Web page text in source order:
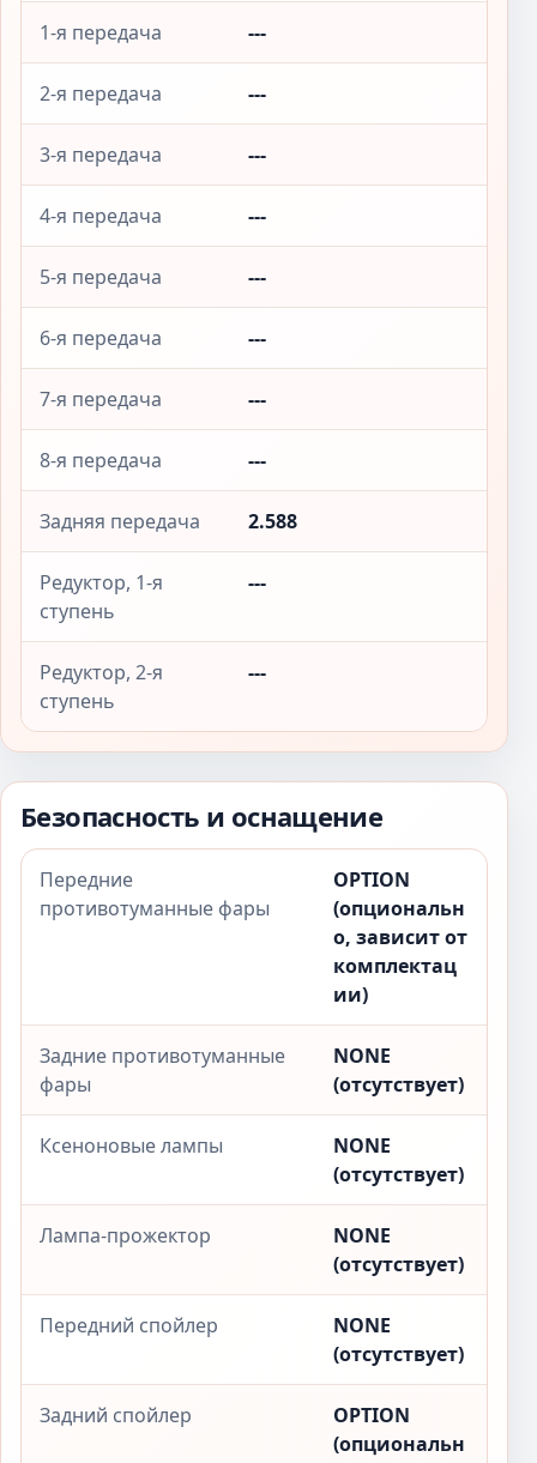
1-я передача ---
2-я передача ---
3-я передача ---
4-я передача ---
5-я передача ---
6-я передача ---
7-я передача ---
8-я передача ---
Задняя передача 2.588
Редуктор, 1-я
ступень
---
Редуктор, 2-я
ступень
---
Безопасность и оснащение
Передние
противотуманные фары
OPTION
(опциональн
о, зависит от
комплектац
ии)
Задние противотуманные
фары
NONE
(отсутствует)
Ксеноновые лампы
NONE
(отсутствует)
Лампа-прожектор
NONE
(отсутствует)
Передний спойлер
NONE
(отсутствует)
Задний спойлер
OPTION
(опциональн